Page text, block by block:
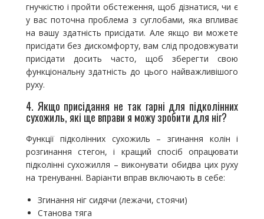
гнучкістю і пройти обстеження, щоб дізнатися, чи є
у вас поточна проблема з суглобами, яка впливає
на вашу здатність присідати. Але якщо ви можете
присідати без дискомфорту, вам слід продовжувати
присідати досить часто, щоб зберегти свою
функціональну здатність до цього найважливішого
руху.
4. Якщо присідання не так гарні для підколінних
сухожиль, які ще вправи я можу зробити для ніг?
Функції підколінних сухожиль – згинання колін і
розгинання стегон, і кращий спосіб опрацювати
підколінні сухожилля – виконувати обидва цих руху
на тренуванні. Варіанти вправ включають в себе:
Згинання ніг сидячи (лежачи, стоячи)
Станова тяга